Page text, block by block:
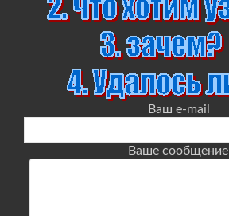
Ваш e-mail
Ваше сообщение